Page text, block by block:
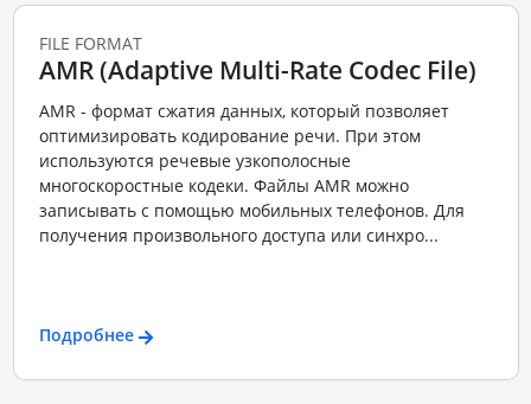
FILE FORMAT
AMR (Adaptive Multi-Rate Codec File)
AMR - формат сжатия данных, который позволяет
оптимизировать кодирование речи. При этом
используются речевые узкополосные
многоскоростные кодеки. Файлы AMR можно
записывать с помощью мобильных телефонов. Для
получения произвольного доступа или синхро...
Подробнее